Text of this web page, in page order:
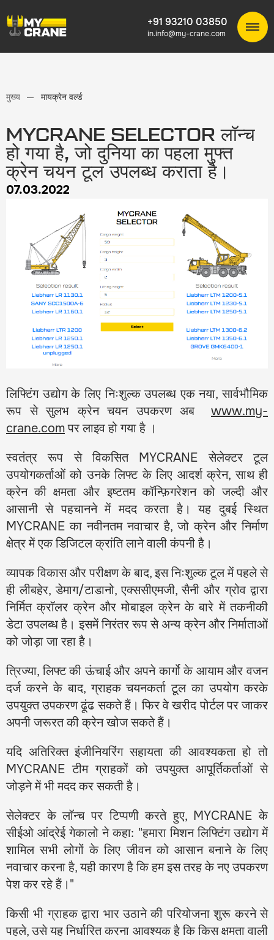
+91 93210 03850
in.info@my-crane.com
मुख्य मायक्रेन वर्ल्ड
MYCRANE SELECTOR लॉन्च
हो गया है, जो दुनिया का पहला मुफ्त
क्रेन चयन टूल उपलब्ध कराता है।
07.03.2022
लिफ्टिंग उद्योग के लिए निःशुल्क उपलब्ध एक नया, सार्वभौमिक
रूप से सुलभ क्रेन चयन उपकरण अब www.my-
crane.comपर लाइव हो गया है ।
स्वतंत्र रूप से विकसित MYCRANE सेलेक्टर टूल
उपयोगकर्ताओं को उनके लिफ्ट के लिए आदर्श क्रेन, साथ ही
क्रेन की क्षमता और इष्टतम कॉन्फ़िगरेशन को जल्दी और
आसानी से पहचानने में मदद करता है। यह दुबई स्थित
MYCRANE का नवीनतम नवाचार है, जो क्रेन और निर्माण
क्षेत्र में एक डिजिटल क्रांति लाने वाली कंपनी है।
व्यापक विकास और परीक्षण के बाद, इस निःशुल्क टूल में पहले से
ही लीबहेर, डेमाग/टाडानो, एक्ससीएमजी, सैनी और ग्रोव द्वारा
निर्मित क्रॉलर क्रेन और मोबाइल क्रेन के बारे में तकनीकी
डेटा उपलब्ध है। इसमें निरंतर रूप से अन्य क्रेन और निर्माताओं
को जोड़ा जा रहा है।
त्रिज्या, लिफ्ट की ऊंचाई और अपने कार्गो के आयाम और वजन
दर्ज करने के बाद, ग्राहक चयनकर्ता टूल का उपयोग करके
उपयुक्त उपकरण ढूंढ सकते हैं। फिर वे खरीद पोर्टल पर जाकर
अपनी जरूरत की क्रेन खोज सकते हैं।
यदि अतिरिक्त इंजीनियरिंग सहायता की आवश्यकता हो तो
MYCRANE टीम ग्राहकों को उपयुक्त आपूर्तिकर्ताओं से
जोड़ने में भी मदद कर सकती है।
सेलेक्टर के लॉन्च पर टिप्पणी करते हुए, MYCRANE के
सीईओ आंद्रेई गेकालो ने कहा: "हमारा मिशन लिफ्टिंग उद्योग में
शामिल सभी लोगों के लिए जीवन को आसान बनाने के लिए
नवाचार करना है, यही कारण है कि हम इस तरह के नए उपकरण
पेश कर रहे हैं।"
किसी भी ग्राहक द्वारा भार उठाने की परियोजना शुरू करने से
पहले, उसे यह निर्धारित करना आवश्यक है कि किस क्षमता वाली